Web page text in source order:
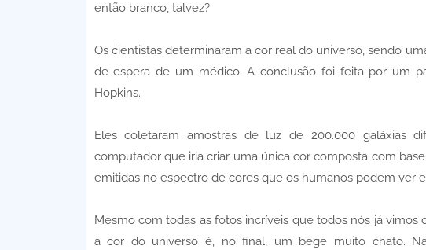
então branco, talvez?
Os cientistas determinaram a cor real do universo, sendo
de espera de um médico. A conclusão foi feita por um
Hopkins.
Eles coletaram amostras de luz de 200.000 galáxias
computador que iria criar uma única cor composta com
emitidas no espectro de cores que os humanos podem ver
Mesmo com todas as fotos incríveis que todos nós já vimos
a cor do universo é, no final, um bege muito chato.